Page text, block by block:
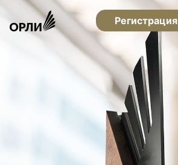
Регистрация